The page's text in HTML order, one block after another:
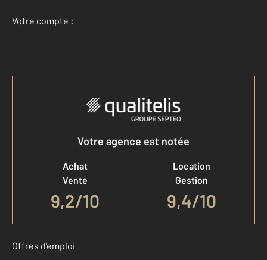
Votre compte :
Accéder à mon compte
Votre agence est notée
Achat
Vente
9,2/10
Location
Gestion
9,4/10
Offres d'emploi